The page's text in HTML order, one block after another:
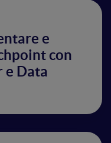
e
con
e Data